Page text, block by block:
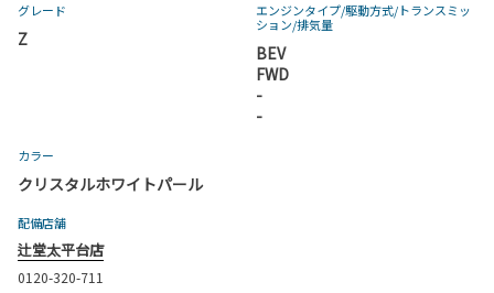
グレード
Z
エンジンタイプ/駆動方式/トランスミッ
ション/排気量
BEV
FWD
-
-
カラー
クリスタルホワイトパール
配備店舗
辻堂太平台店
0120-320-711